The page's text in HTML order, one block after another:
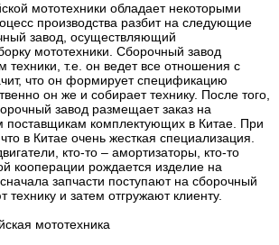
мототехники обладает некоторыми
производства разбит на следующие
завод, осуществляющий
мототехники. Сборочный завод
техники, т.е. он ведет все отношения с
что он формирует спецификацию
он же и собирает технику. После того,
завод размещает заказ на
поставщикам комплектующих в Китае. При
в Китае очень жесткая специализация.
кто-то – амортизаторы, кто-то
кооперации рождается изделие на
запчасти поступают на сборочный
технику и затем отгружают клиенту.
мототехника